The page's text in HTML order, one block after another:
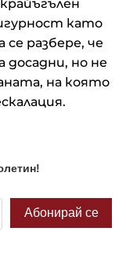
като
се разбере, че
досадни, но не
на която